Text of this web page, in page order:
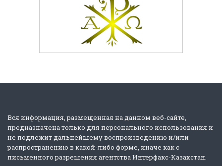
Вся информация, размещенная на данном веб-сайте,
предназначена только для персонального использования и
не подлежит дальнейшему воспроизведению и/или
распространению в какой-либо форме, иначе как с
письменного разрешения агентства Интерфакс-Казахстан.